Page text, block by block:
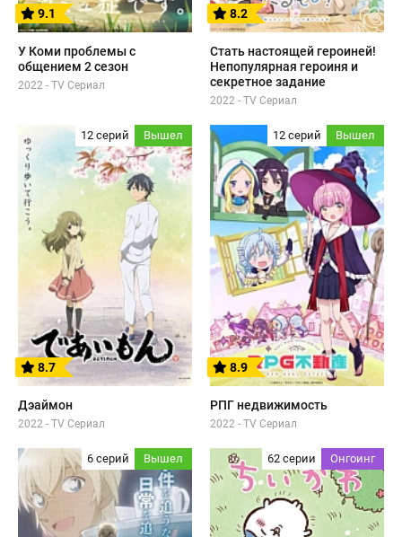
9.1
У Коми проблемы с
общением 2 сезон
2022 - TV Сериал
8.2
Стать настоящей героиней!
Непопулярная героиня и
секретное задание
2022 - TV Сериал
12 серий Вышел
8.7
Дэаймон
2022 - TV Сериал
12 серий Вышел
8.9
РПГ недвижимость
2022 - TV Сериал
6 серий Вышел 62 серии Онгоинг